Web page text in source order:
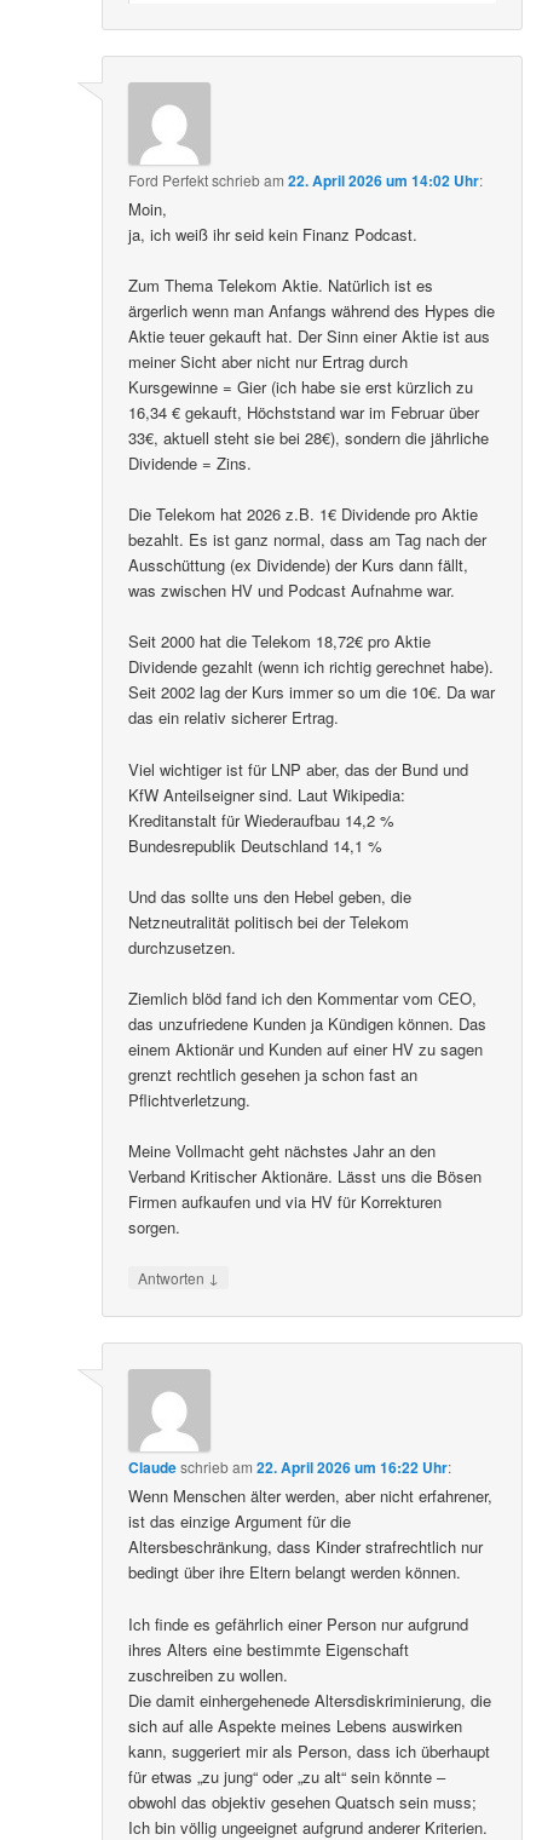
Ford Perfektschriebam22. April 2026 um 14:02 Uhr:
Moin,
ja, ich weiß ihr seid kein Finanz Podcast.
Zum Thema Telekom Aktie. Natürlich ist es
ärgerlich wenn man Anfangs während des Hypes die
Aktie teuer gekauft hat. Der Sinn einer Aktie ist aus
meiner Sicht aber nicht nur Ertrag durch
Kursgewinne = Gier (ich habe sie erst kürzlich zu
16,34 € gekauft, Höchststand war im Februar über
33€, aktuell steht sie bei 28€), sondern die jährliche
Dividende = Zins.
Die Telekom hat 2026 z.B. 1€ Dividende pro Aktie
bezahlt. Es ist ganz normal, dass am Tag nach der
Ausschüttung (ex Dividende) der Kurs dann fällt,
was zwischen HV und Podcast Aufnahme war.
Seit 2000 hat die Telekom 18,72€ pro Aktie
Dividende gezahlt (wenn ich richtig gerechnet habe).
Seit 2002 lag der Kurs immer so um die 10€. Da war
das ein relativ sicherer Ertrag.
Viel wichtiger ist für LNP aber, das der Bund und
KfW Anteilseigner sind. Laut Wikipedia:
Kreditanstalt für Wiederaufbau 14,2 %
Bundesrepublik Deutschland 14,1 %
Und das sollte uns den Hebel geben, die
Netzneutralität politisch bei der Telekom
durchzusetzen.
Ziemlich blöd fand ich den Kommentar vom CEO,
das unzufriedene Kunden ja Kündigen können. Das
einem Aktionär und Kunden auf einer HV zu sagen
grenzt rechtlich gesehen ja schon fast an
Pflichtverletzung.
Meine Vollmacht geht nächstes Jahr an den
Verband Kritischer Aktionäre. Lässt uns die Bösen
Firmen aufkaufen und via HV für Korrekturen
sorgen.
Antworten ↓
Claudeschriebam22. April 2026 um 16:22 Uhr:
Wenn Menschen älter werden, aber nicht erfahrener,
ist das einzige Argument für die
Altersbeschränkung, dass Kinder strafrechtlich nur
bedingt über ihre Eltern belangt werden können.
Ich finde es gefährlich einer Person nur aufgrund
ihres Alters eine bestimmte Eigenschaft
zuschreiben zu wollen.
Die damit einhergehenede Altersdiskriminierung, die
sich auf alle Aspekte meines Lebens auswirken
kann, suggeriert mir als Person, dass ich überhaupt
für etwas „zu jung“ oder „zu alt“ sein könnte –
obwohl das objektiv gesehen Quatsch sein muss;
Ich bin völlig ungeeignet aufgrund anderer Kriterien.